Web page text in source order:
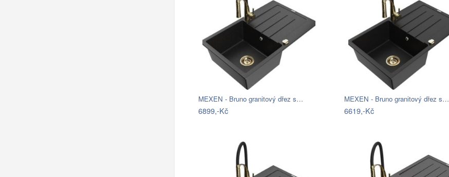
MEXEN - Bruno granitový dřez s…
6899,-Kč
MEXEN - Bruno granitový dřez s…
6619,-Kč